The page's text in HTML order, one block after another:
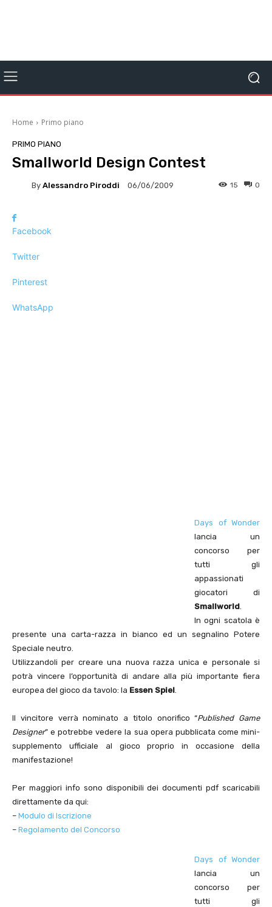
Home Primo piano
PRIMO PIANO
Smallworld Design Contest
By Alessandro Piroddi 06/06/2009 0
15
Facebook
Twitter
Pinterest
WhatsApp
Days of Wonder
lancia un
concorso per
tutti gli
appassionati
giocatori di
Smallworld.
In ogni scatola è
presente una carta-razza in bianco ed un segnalino Potere
Speciale neutro.
Utilizzandoli per creare una nuova razza unica e personale si
potrà vincere l’opportunità di andare alla più importante fiera
europea del gioco da tavolo: la Essen Spiel.
Il vincitore verrà nominato a titolo onorifico “Published Game
Designer” e potrebbe vedere la sua opera pubblicata come mini-
supplemento ufficiale al gioco proprio in occasione della
manifestazione!
Per maggiori info sono disponibili dei documenti pdf scaricabili
direttamente da qui:
– Modulo di Iscrizione
– Regolamento del Concorso
Days of Wonder
lancia un
concorso per
tutti gli